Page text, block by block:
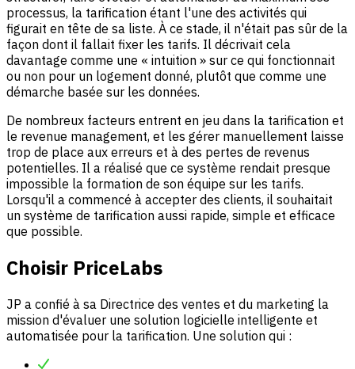
processus, la tarification étant l'une des activités qui
figurait en tête de sa liste. À ce stade, il n'était pas sûr de la
façon dont il fallait fixer les tarifs. Il décrivait cela
davantage comme une « intuition » sur ce qui fonctionnait
ou non pour un logement donné, plutôt que comme une
démarche basée sur les données.
De nombreux facteurs entrent en jeu dans la tarification et
le revenue management, et les gérer manuellement laisse
trop de place aux erreurs et à des pertes de revenus
potentielles. Il a réalisé que ce système rendait presque
impossible la formation de son équipe sur les tarifs.
Lorsqu'il a commencé à accepter des clients, il souhaitait
un système de tarification aussi rapide, simple et efficace
que possible.
Choisir PriceLabs
JP a confié à sa Directrice des ventes et du marketing la
mission d'évaluer une solution logicielle intelligente et
automatisée pour la tarification. Une solution qui :